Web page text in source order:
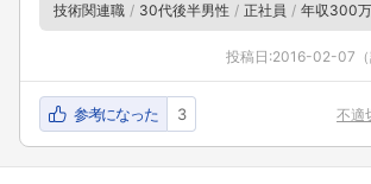
技術関連職 30代後半男性 正社員 年収300
投稿日:2016-02-07
参考になった 3 不適